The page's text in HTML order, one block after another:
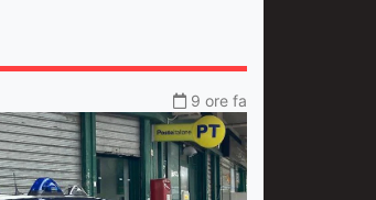
9 ore fa